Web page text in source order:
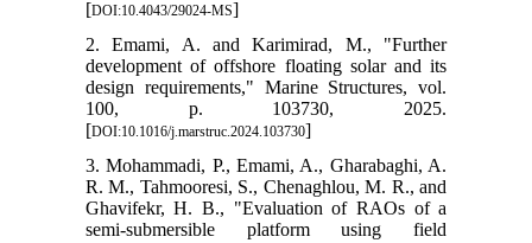
2.
design
100,
3.
R. M.,
semi-